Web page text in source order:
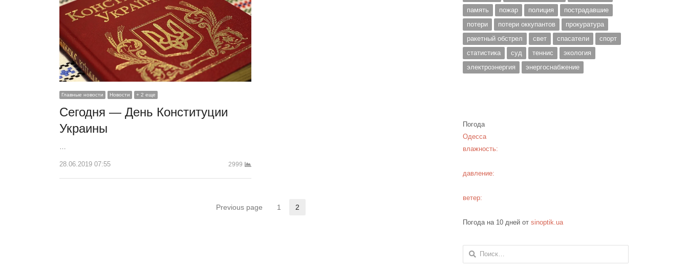
Главные новости Новости + 2 еще
Сегодня — День Конституции
Украины
28.06.2019 07:55 2999
Previous page Страница
1 2
память
пожар полиция
пострадавшие
потери
потери оккупантов
прокуратура
ракетный обстрел
свет спасатели
спорт
статистика
суд теннис
экология
электроэнергия
энергоснабжение
Погода
Одесса
влажность:
давление:
ветер:
Погода на 10 дней отsinoptik.ua
Найти: